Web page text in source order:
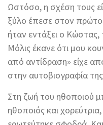
Ωστόσο, η σχέση τους
ξύλο έπεσε στον
ήταν εντάξει ο Κώστας,
Μόλις έκανε ότι μου
από αντίδραση» είχε
στην αυτοβιογραφία
Στη ζωή του ηθοποιού
ηθοποιός και χορεύτρια,